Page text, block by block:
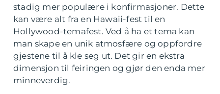
stadig mer populære i konfirmasjoner. Dette
kan være alt fra en Hawaii-fest til en
Hollywood-temafest. Ved å ha et tema kan
man skape en unik atmosfære og oppfordre
gjestene til å kle seg ut. Det gir en ekstra
dimensjon til feiringen og gjør den enda mer
minneverdig.